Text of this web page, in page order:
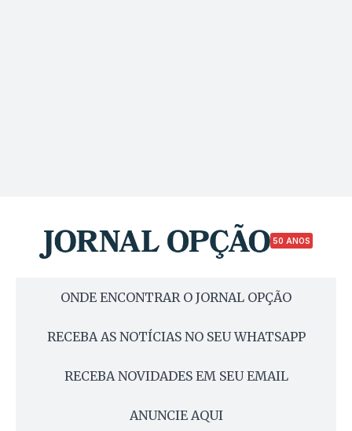
50 ANOS
ONDE ENCONTRAR O JORNAL OPÇÃO
RECEBA AS NOTÍCIAS NO SEU WHATSAPP
RECEBA NOVIDADES EM SEU EMAIL
ANUNCIE AQUI